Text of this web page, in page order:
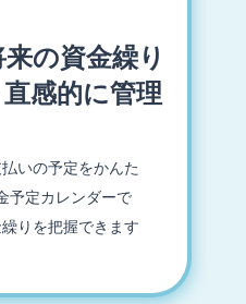
の資金繰り
感的に管理
いの予定をかんた
予定カレンダーで
りを把握できます